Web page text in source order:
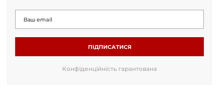
ПІДПИСАТИСЯ
Конфіденційність гарантована